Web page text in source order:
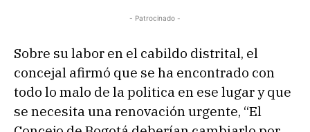
- Patrocinado -
Sobre su labor en el cabildo distrital, el
concejal afirmó que se ha encontrado con
todo lo malo de la politica en ese lugar y que
se necesita una renovación urgente, “El